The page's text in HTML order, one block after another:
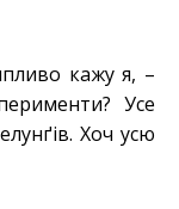
кажу я, –
Усе
Хоч усю